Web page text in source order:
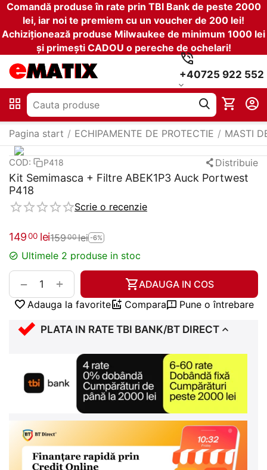
Comandă produse în rate prin TBI Bank de peste 2000
lei, iar noi te premiem cu un voucher de 200 lei!
Achiziționează produse Milwaukee de minimum 1000 lei
și primești CADOU o pereche de ochelari!
+40725 922 552
Pagina start / ECHIPAMENTE DE PROTECTIE / MASTI
COD: P418 Distribuie
Kit Semimasca + Filtre ABEK1P3 Auck Portwest
P418
Scrie o recenzie
14900 lei15900lei -6%
Ultimele 2 produse in stoc
+
−
ADAUGA IN COS
Adauga la favorite
Compara Pune o întrebare
PLATA IN RATE TBI BANK/BT DIRECT